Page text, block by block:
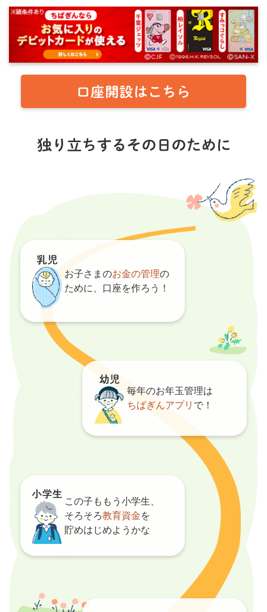
お子さまのお金の管理の
ために、口座を作ろう！
毎年のお年玉管理は
ちばぎんアプリ で！
この子ももう小学生、
そろそろ教育資金を
貯めはじめようかな